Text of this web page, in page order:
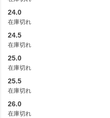
24.0
在庫切れ
24.5
在庫切れ
25.0
在庫切れ
25.5
在庫切れ
26.0
在庫切れ